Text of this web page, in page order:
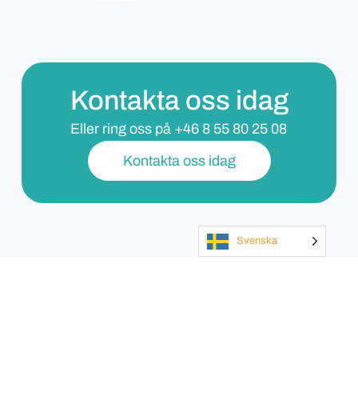
Kontakta oss idag
Eller ring oss på +46 8 55 80 25 08
Kontakta oss idag
Svenska